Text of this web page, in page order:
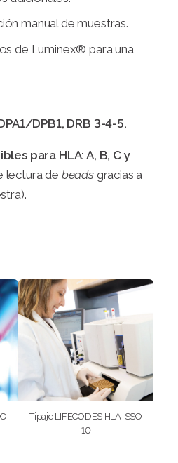
manual de muestras.
de Luminex® para una
DPB1, DRB 3-4-5.
para HLA: A, B, C y
lectura de beadsgracias a
Tipaje LIFECODES HLA-SSO
10